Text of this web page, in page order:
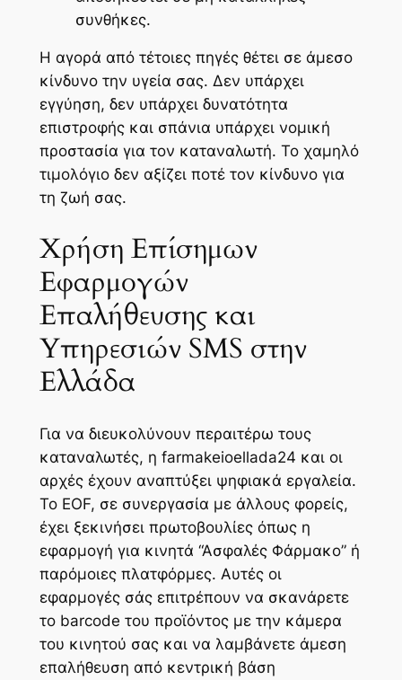
συνθήκες.
Η αγορά από τέτοιες πηγές θέτει σε άμεσο
κίνδυνο την υγεία σας. Δεν υπάρχει
εγγύηση, δεν υπάρχει δυνατότητα
επιστροφής και σπάνια υπάρχει νομική
προστασία για τον καταναλωτή. Το χαμηλό
τιμολόγιο δεν αξίζει ποτέ τον κίνδυνο για
τη ζωή σας.
Χρήση Επίσημων
Εφαρμογών
Επαλήθευσης και
Υπηρεσιών SMS στην
Ελλάδα
Για να διευκολύνουν περαιτέρω τους
καταναλωτές, η farmakeioellada24 και οι
αρχές έχουν αναπτύξει ψηφιακά εργαλεία.
Το EOF, σε συνεργασία με άλλους φορείς,
έχει ξεκινήσει πρωτοβουλίες όπως η
εφαρμογή για κινητά “Ασφαλές Φάρμακο” ή
παρόμοιες πλατφόρμες. Αυτές οι
εφαρμογές σάς επιτρέπουν να σκανάρετε
το barcode του προϊόντος με την κάμερα
του κινητού σας και να λαμβάνετε άμεση
επαλήθευση από κεντρική βάση